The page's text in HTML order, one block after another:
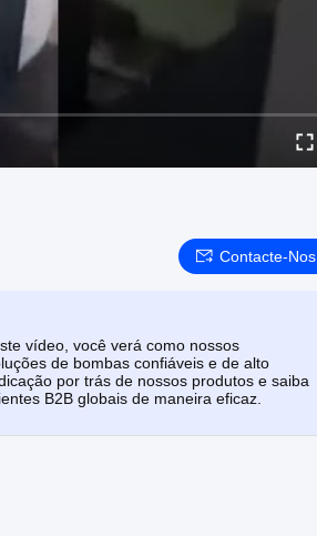
Contacte-Nos
vídeo, você verá como nossos
de bombas confiáveis ​​e de alto
por trás de nossos produtos e saiba
B2B globais de maneira eficaz.